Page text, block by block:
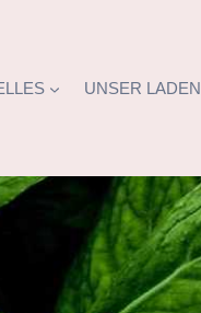
UNSER LADEN